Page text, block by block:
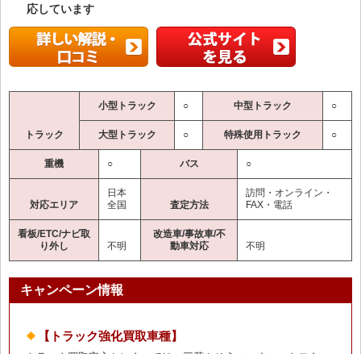
応しています
トラック
小型トラック ○ 中型トラック ○
大型トラック ○ 特殊使用トラック ○
重機 ○ バス ○
対応エリア
日本
全国
査定方法
訪問・オンライン・
FAX・電話
看板/ETC/ナビ取
り外し
不明
改造車/事故車/不
動車対応
不明
キャンペーン情報
【トラック強化買取車種】